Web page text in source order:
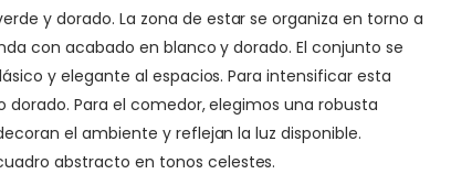
y dorado. La zona de estar se organiza en torno a
con acabado en blanco y dorado. El conjunto se
y elegante al espacios. Para intensificar esta
Para el comedor, elegimos una robusta
el ambiente y reflejan la luz disponible.
abstracto en tonos celestes.